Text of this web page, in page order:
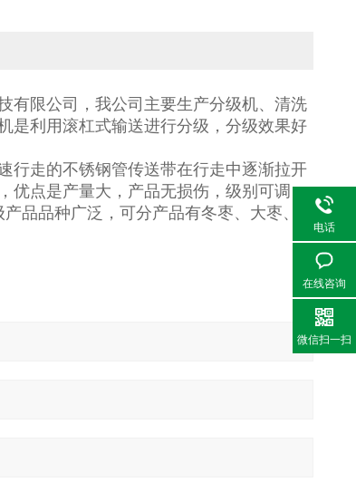
有限公司，我公司主要生产分级机、清洗
是利用滚杠式输送进行分级，分级效果好
行走的不锈钢管传送带在行走中逐渐拉开
优点是产量大，产品无损伤，级别可调，
品品种广泛，可分产品有冬枣、大枣、
电话
在线咨询
微信扫一扫